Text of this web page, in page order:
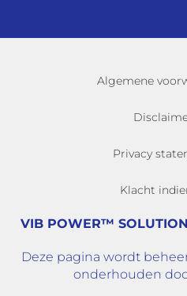
Algemene
Privacy
Klacht
VIB POWER™
Deze pagina wordt
onderhouden